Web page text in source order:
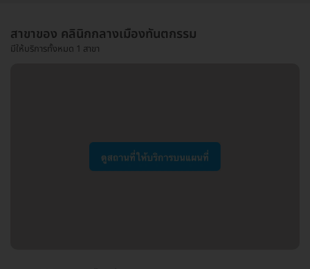
สาขาของ คลินิกกลางเมืองทันตกรรม
มีให้บริการทั้งหมด 1 สาขา